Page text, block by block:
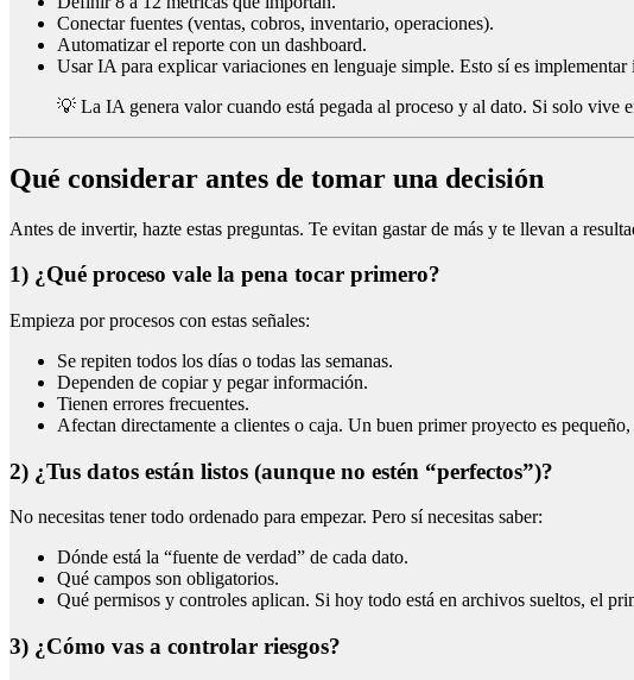
Conectar fuentes (ventas, cobros, inventario, operaciones).
Automatizar el reporte con un dashboard.
Usar IA para explicar variaciones en lenguaje simple. Esto sí es
💡 La IA genera valor cuando está pegada al proceso y al dato. Si solo vive
Qué considerar antes de tomar una decisión
Antes de invertir, hazte estas preguntas. Te evitan gastar de más y te llevan a
1) ¿Qué proceso vale la pena tocar primero?
Empieza por procesos con estas señales:
Se repiten todos los días o todas las semanas.
Dependen de copiar y pegar información.
Tienen errores frecuentes.
Afectan directamente a clientes o caja. Un buen primer proyecto es
2) ¿Tus datos están listos (aunque no estén “perfectos”)?
No necesitas tener todo ordenado para empezar. Pero sí necesitas saber:
Dónde está la “fuente de verdad” de cada dato.
Qué campos son obligatorios.
Qué permisos y controles aplican. Si hoy todo está en archivos sueltos, el
3) ¿Cómo vas a controlar riesgos?